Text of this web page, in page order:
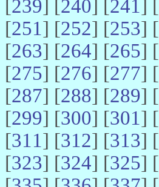
[239] [240] [241] [
[251] [252] [253] [
[263] [264] [265] [
[275] [276] [277] [
[287] [288] [289] [
[299] [300] [301] [
[311] [312] [313] [
[323] [324] [325] [